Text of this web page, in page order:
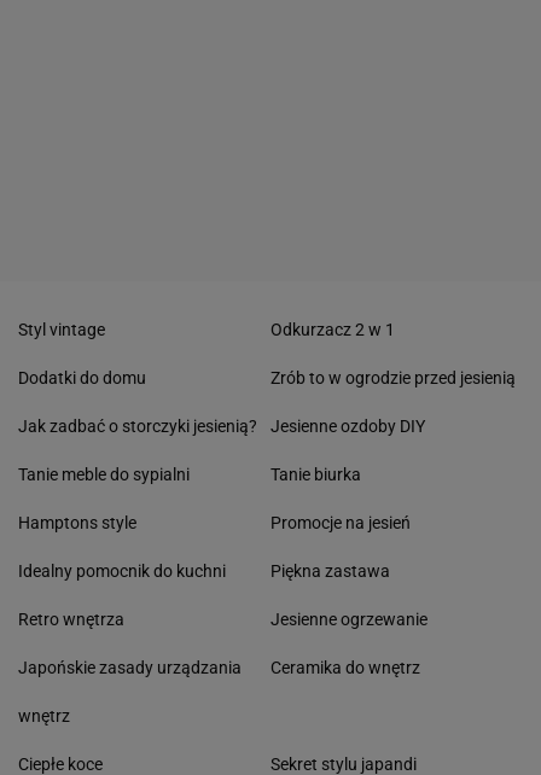
Styl vintage
Dodatki do domu
Jak zadbać o storczyki jesienią?
Tanie meble do sypialni
Hamptons style
Idealny pomocnik do kuchni
Retro wnętrza
Japońskie zasady urządzania
wnętrz
Odkurzacz 2 w 1
Zrób to w ogrodzie przed jesienią
Jesienne ozdoby DIY
Tanie biurka
Promocje na jesień
Piękna zastawa
Jesienne ogrzewanie
Ceramika do wnętrz
Ciepłe koce Sekret stylu japandi